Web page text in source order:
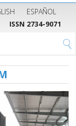
ESPAÑOL
ISSN 2734-9071